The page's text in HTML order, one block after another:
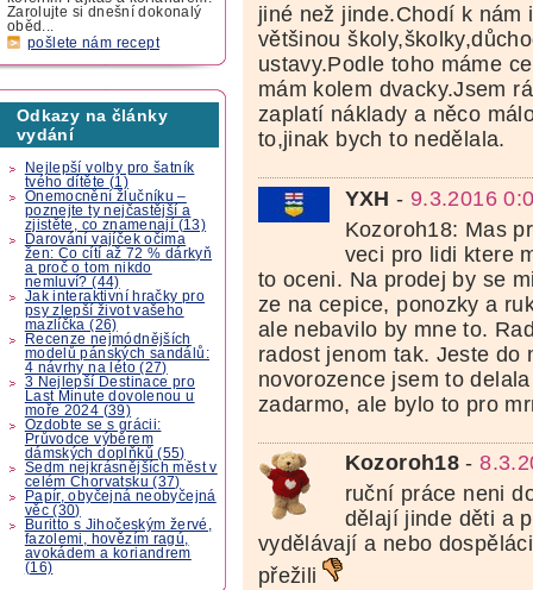
Zarolujte si dnešní dokonalý
oběd...
pošlete nám recept
Odkazy na články
vydání
Nejlepší volby pro šatník
tvého dítěte (1)
Onemocnění žlučníku –
poznejte ty nejčastější a
zjistěte, co znamenají (13)
Darování vajíček očima
žen: Co cítí až 72 % dárkyň
a proč o tom nikdo
nemluví? (44)
Jak interaktivní hračky pro
psy zlepší život vašeho
mazlíčka (26)
Recenze nejmódnějších
modelů pánských sandálů:
4 návrhy na léto (27)
3 Nejlepší Destinace pro
Last Minute dovolenou u
moře 2024 (39)
Ozdobte se s grácii:
Průvodce výběrem
dámských doplňků (55)
Sedm nejkrásnějších měst v
celém Chorvatsku (37)
Papír, obyčejná neobyčejná
věc (30)
Buritto s Jihočeským žervé,
fazolemi, hovězím ragú,
avokádem a koriandrem
(16)
jiné než jinde.Chodí k nám
většinou
ustavy.Podle toho máme
mám kolem dvacky.Jsem
zaplatí náklady a něco
to,jinak bych to nedělala.
YXH - 9.3.2016
Kozoroh18: Mas
veci pro lidi ktere
to oceni. Na prodej by se
ze na cepice, ponozky a
ale nebavilo by mne to.
radost jenom tak. Jeste do
novorozence jsem to
zadarmo, ale bylo to pro
Kozoroh18 -
ruční práce neni
dělají jinde děti a
vydělávají a nebo
přežili